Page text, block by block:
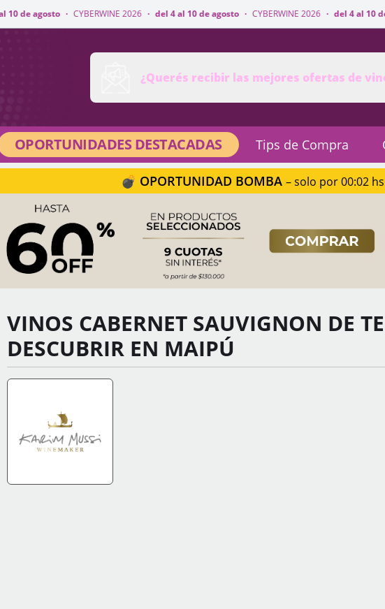
CYBERWINE 2026 · del 4 al 10 de agosto · CYBERWINE 2026 · del 4 al 10 de agosto ·
¿Querés recibir las mejores ofertas de
OPORTUNIDADES DESTACADAS Tips de Compra
💣 OPORTUNIDAD BOMBA – solo por 00:02 hs
VINOS CABERNET SAUVIGNON DE
DESCUBRIR EN MAIPÚ